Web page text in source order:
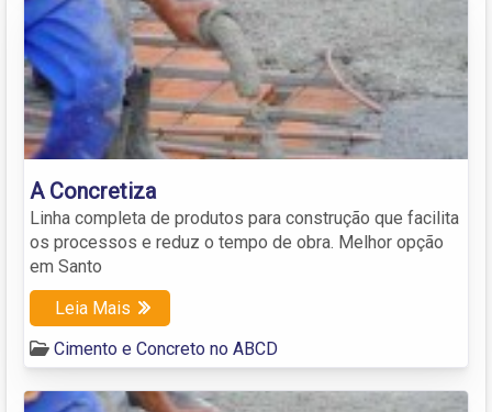
A Concretiza
Linha completa de produtos para construção que facilita
os processos e reduz o tempo de obra. Melhor opção
em Santo
Leia Mais
Cimento e Concreto no ABCD